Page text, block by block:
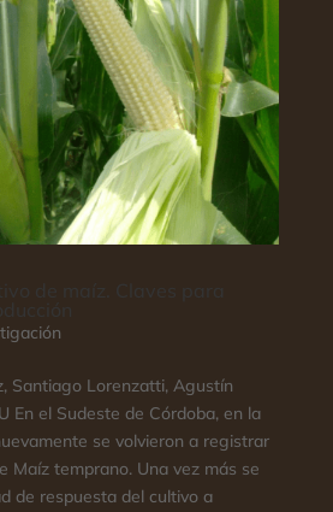
Santiago Lorenzatti, Agustín
En el Sudeste de Córdoba, en la
se volvieron a registrar
Maíz temprano. Una vez más se
de respuesta del cultivo a